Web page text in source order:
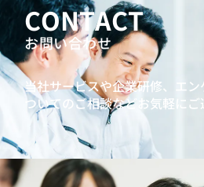
CONTACT
お問い合わせ
当社サービスや企業研修、エ
ついてのご相談などお気軽にご